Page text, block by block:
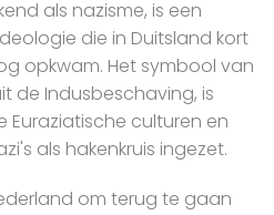
als nazisme, is een
die in Duitsland kort
opkwam. Het symbool van
de Indusbeschaving, is
Euraziatische culturen en
als hakenkruis ingezet.
om terug te gaan